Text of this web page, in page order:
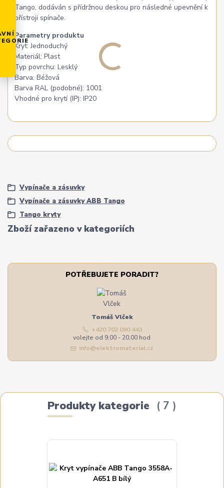
Tango, dodáván s přídržnou deskou pro následné upevnění k
přístroji spínače.
Parametry produktu
Kryt: Jednoduchý
Materiál: Plast
Typ povrchu: Lesklý
Barva: Béžová
Barva RAL (podobné): 1001
Vhodné pro krytí (IP): IP20
Zboží zařazeno v kategoriích
Vypínače a zásuvky
Vypínače a zásuvky ABB Tango
Tango kryty
POTŘEBUJETE PORADIT?
Tomáš Vlček
+420 702 090 443
volejte od 9,00 - 20,00 hod
info@elektromaterial.cz
Produkty kategorie 7